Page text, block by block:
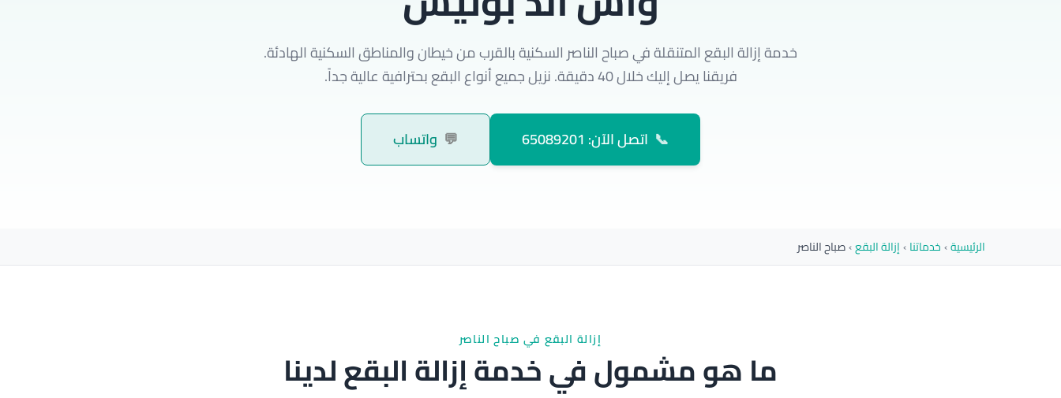
خدمة إزالة البقع المتنقلة في صباح الناصر السكنية بالقرب من خيطان والمناطق السكنية الهادئة.
فريقنا يصل إليك خلال 40 دقيقة. نزيل جميع أنواع البقع بحترافية عالية جداً.
📞 اتصل الآن: 65089201 💬 واتساب
الرئيسية›خدماتنا›إزالة البقع›صباح الناصر
إزالة البقع في صباح الناصر
ما هو مشمول في خدمة إزالة البقع لدينا